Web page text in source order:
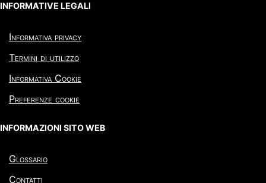
INFORMATIVE LEGALI
Informativa privacy
Termini di utilizzo
Informativa Cookie
Preferenze cookie
INFORMAZIONI SITO WEB
Glossario
Contatti